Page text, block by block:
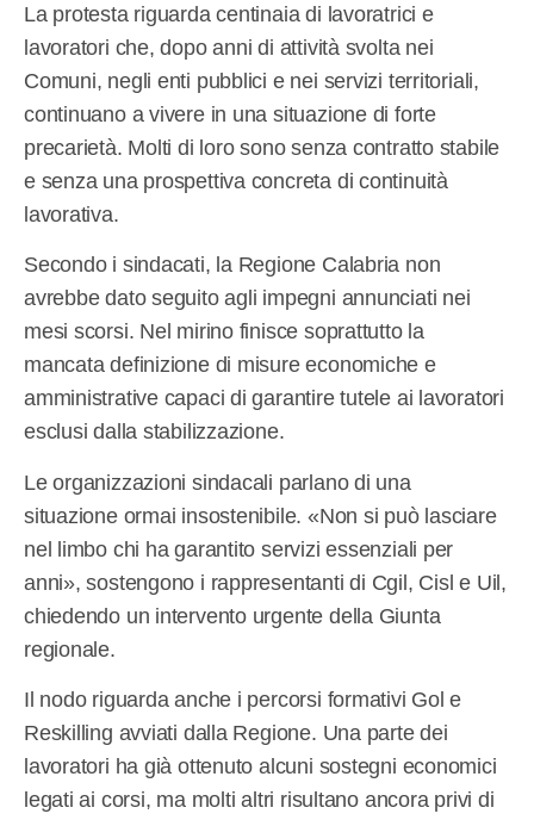
La protesta riguarda centinaia di lavoratrici e
lavoratori che, dopo anni di attività svolta nei
Comuni, negli enti pubblici e nei servizi territoriali,
continuano a vivere in una situazione di forte
precarietà. Molti di loro sono senza contratto stabile
e senza una prospettiva concreta di continuità
lavorativa.
Secondo i sindacati, la Regione Calabria non
avrebbe dato seguito agli impegni annunciati nei
mesi scorsi. Nel mirino finisce soprattutto la
mancata definizione di misure economiche e
amministrative capaci di garantire tutele ai lavoratori
esclusi dalla stabilizzazione.
Le organizzazioni sindacali parlano di una
situazione ormai insostenibile. «Non si può lasciare
nel limbo chi ha garantito servizi essenziali per
anni», sostengono i rappresentanti di Cgil, Cisl e Uil,
chiedendo un intervento urgente della Giunta
regionale.
Il nodo riguarda anche i percorsi formativi Gol e
Reskilling avviati dalla Regione. Una parte dei
lavoratori ha già ottenuto alcuni sostegni economici
legati ai corsi, ma molti altri risultano ancora privi di